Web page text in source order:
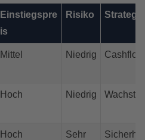
Einstiegspre
is
Risiko Strategie
Mittel Niedrig Cashflow
Hoch Niedrig
Hoch
Sehr